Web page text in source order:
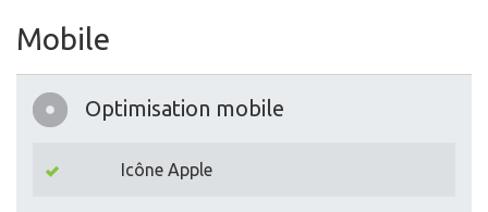
Mobile
Optimisation mobile
Icône Apple